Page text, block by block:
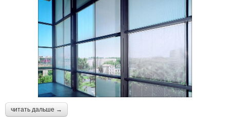
читать дальше →